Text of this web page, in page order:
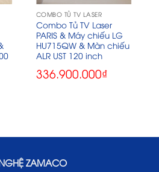
COMBO TỦ TV LASER
Combo Tủ TV Laser
PARIS & Máy chiếu LG
HU715QW & Màn chiếu
ALR UST 120 inch
336.900.000₫
ZAMACO